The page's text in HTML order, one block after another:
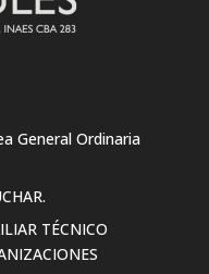
General Ordinaria
TÉCNICO